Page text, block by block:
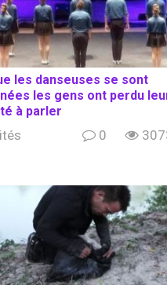
les danseuses se sont
les gens ont perdu
à parler
0